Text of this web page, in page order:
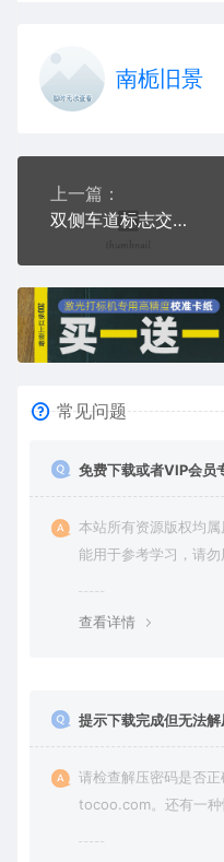
南栀旧景
上一篇：
双侧车道标志交通标志运输交通图标系列布告栏蓝色白色
常见问题
免费下载或者VIP会员
本站所有资源版权均
能用于参考学习，请
查看详情
提示下载完成但无法解
请检查解压密码是否
tocoo.com。还有一种